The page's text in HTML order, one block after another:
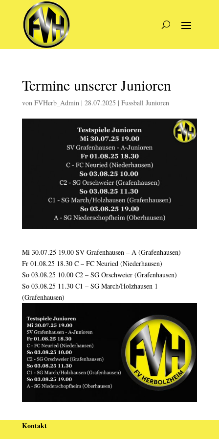
Termine unserer Junioren
von FVHerb_Admin| 28.07.2025 | Fussball Junioren
Mi 30.07.25 19.00 SV Grafenhausen – A (Grafenhausen)
Fr 01.08.25 18.30 C – FC Neuried (Niederhausen)
So 03.08.25 10.00 C2 – SG Orschweier (Grafenhausen)
So 03.08.25 11.30 C1 – SG March/Holzhausen 1
(Grafenhausen)
Kontakt